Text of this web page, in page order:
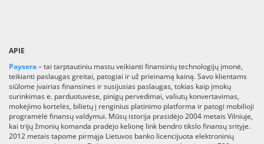
APIE
Paysera– tai tarptautiniu mastu veikianti finansinių technologijų įmonė,
teikianti paslaugas greitai, patogiai ir už prieinamą kainą. Savo klientams
siūlome įvairias finansines ir susijusias paslaugas, tokias kaip įmokų
surinkimas e. parduotuvėse, pinigų pervedimai, valiutų konvertavimas,
mokėjimo kortelės, bilietų į renginius platinimo platforma ir patogi mobilioji
programėlė finansų valdymui. Mūsų istorija prasidėjo 2004 metais Vilniuje,
kai trijų žmonių komanda pradėjo kelionę link bendro tikslo finansų srityje.
2012 metais tapome pirmąja Lietuvos banko licencijuota elektroninių